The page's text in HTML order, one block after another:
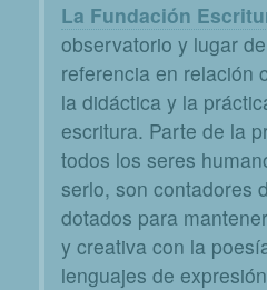
La Fundación
observatorio y lugar
referencia en relación
la didáctica y la
escritura. Parte de la
todos los seres
serlo, son contadores
dotados para
y creativa con la
lenguajes de